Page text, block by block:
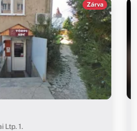
Zárva
Ltp. 1.